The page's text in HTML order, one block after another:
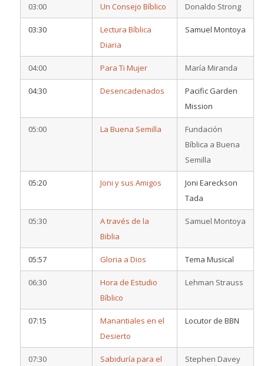
03:00 Un Consejo Bíblico Donaldo Strong
03:30
Lectura Bíblica
Diaria
Samuel Montoya
04:00 Para Ti Mujer María Miranda
04:30 Desencadenados
Pacific Garden
Mission
05:00 La Buena Semilla
Fundación
Bíblica a Buena
Semilla
05:20 Joni y sus Amigos
Joni Eareckson
Tada
05:30
A través de la
Biblia
Samuel Montoya
05:57 Gloria a Dios Tema Musical
06:30
Hora de Estudio
Bíblico
Lehman Strauss
07:15
Manantiales en el
Desierto
Locutor de BBN
07:30 Sabiduría para el Stephen Davey